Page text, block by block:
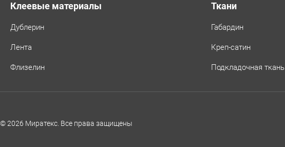
Клеевые материалы
Дублерин
Лента
Флизелин
Ткани
Габардин
Креп-сатин
Подкладочная ткань
© 2026 Миратекс. Все права защищены